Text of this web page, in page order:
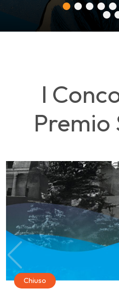
I
Premio
Chiuso